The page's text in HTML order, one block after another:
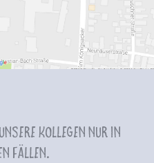
Kollegen nur in
Fällen.